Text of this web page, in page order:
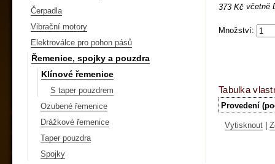
Čerpadla
Vibrační motory
Elektroválce pro pohon pásů
Řemenice, spojky a pouzdra
Klínové řemenice
S taper pouzdrem
Ozubené řemenice
Drážkové řemenice
Taper pouzdra
Spojky
373 Kč včetně
Množství:
Tabulka
Provedení
Vytisknout